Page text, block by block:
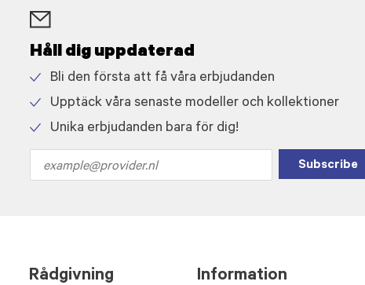
Håll dig uppdaterad
icon
Bli den första att få våra erbjudanden
icon
Upptäck våra senaste modeller och kollektioner
Unika erbjudanden bara för dig!
address
Subscribe
Rådgivning Information